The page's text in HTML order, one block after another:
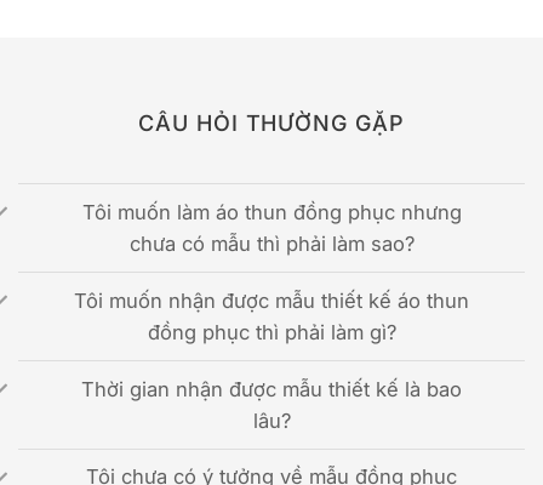
CÂU HỎI THƯỜNG GẶP
Tôi muốn làm áo thun đồng phục nhưng
chưa có mẫu thì phải làm sao?
Tôi muốn nhận được mẫu thiết kế áo thun
đồng phục thì phải làm gì?
Thời gian nhận được mẫu thiết kế là bao
lâu?
Tôi chưa có ý tưởng về mẫu đồng phục